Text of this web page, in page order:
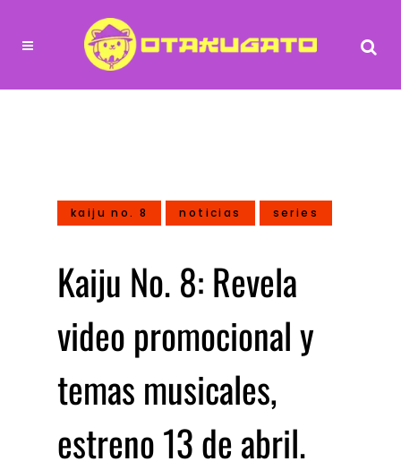
kaiju no. 8 noticias series
Kaiju No. 8: Revela
video promocional y
temas musicales,
estreno 13 de abril.